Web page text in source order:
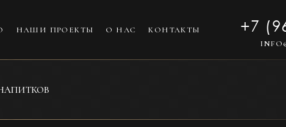
НАШИ ПРОЕКТЫ О НАС КОНТАКТЫ +7